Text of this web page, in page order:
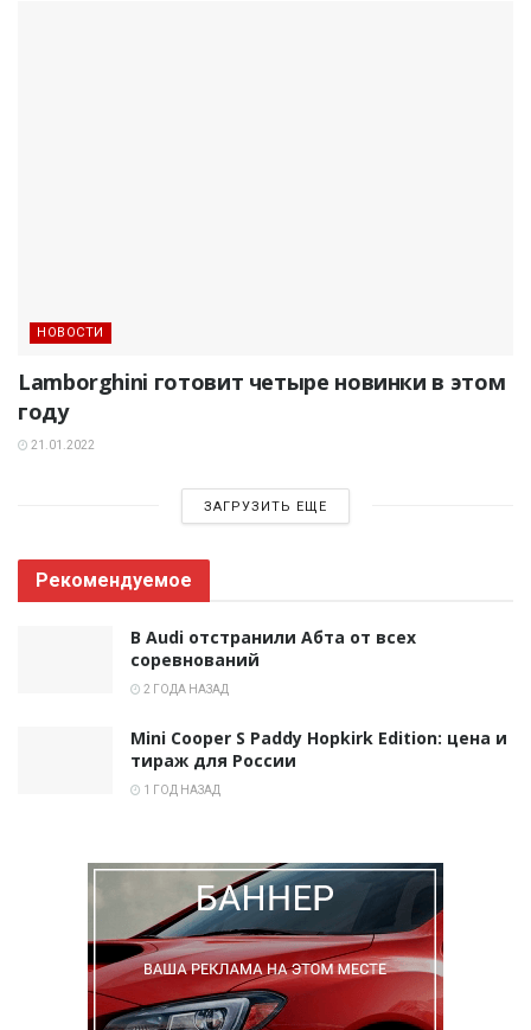
НОВОСТИ
Lamborghini готовит четыре новинки в этом
году
21.01.2022
ЗАГРУЗИТЬ ЕЩЕ
Рекомендуемое
В Audi отстранили Абта от всех
соревнований
2 ГОДА НАЗАД
Mini Cooper S Paddy Hopkirk Edition: цена и
тираж для России
1 ГОД НАЗАД